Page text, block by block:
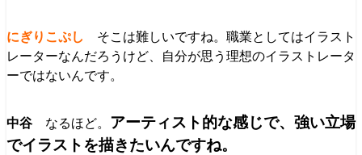
そこは難しいですね。職業としてはイラスト
レーターなんだろうけど、自分が思う理想のイラストレータ
ーではないんです。
なるほど。 アーティスト的な感じで、強い立場
でイラストを描きたいんですね。